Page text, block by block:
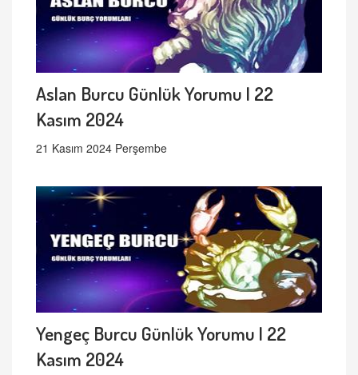
Aslan Burcu Günlük Yorumu | 22
Kasım 2024
21 Kasım 2024 Perşembe
Yengeç Burcu Günlük Yorumu | 22
Kasım 2024